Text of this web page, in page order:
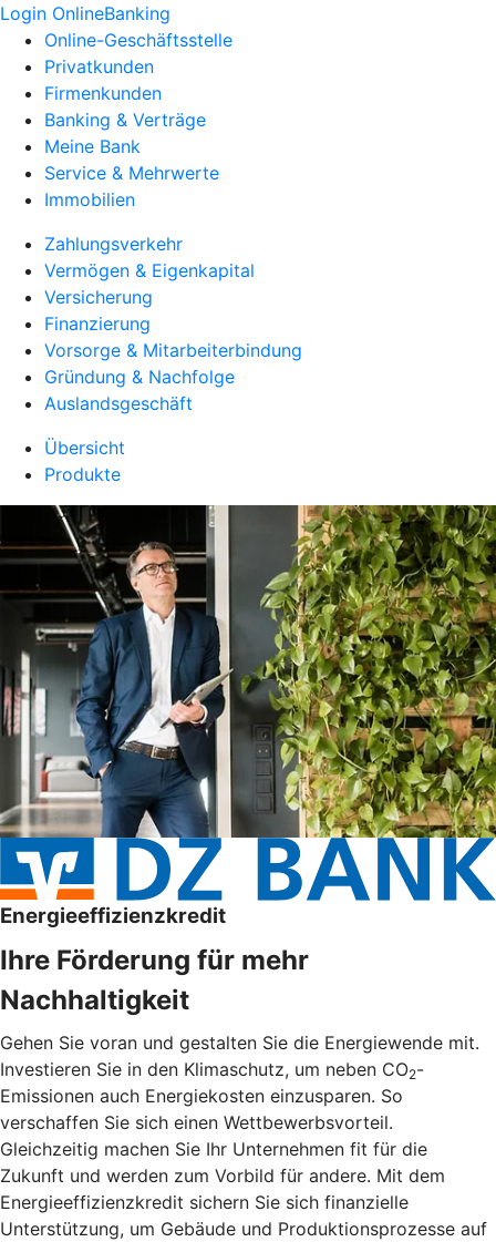
Login OnlineBanking
Online-Geschäftsstelle
Privatkunden
Firmenkunden
Banking & Verträge
Meine Bank
Service & Mehrwerte
Immobilien
Zahlungsverkehr
Vermögen & Eigenkapital
Versicherung
Finanzierung
Vorsorge & Mitarbeiterbindung
Gründung & Nachfolge
Auslandsgeschäft
Übersicht
Produkte
Energieeffizienzkredit
Ihre Förderung für mehr
Nachhaltigkeit
Gehen Sie voran und gestalten Sie die Energiewende mit.
Investieren Sie in den Klimaschutz, um neben CO2-
Emissionen auch Energiekosten einzusparen. So
verschaffen Sie sich einen Wettbewerbsvorteil.
Gleichzeitig machen Sie Ihr Unternehmen fit für die
Zukunft und werden zum Vorbild für andere. Mit dem
Energieeffizienzkredit sichern Sie sich finanzielle
Unterstützung, um Gebäude und Produktionsprozesse auf